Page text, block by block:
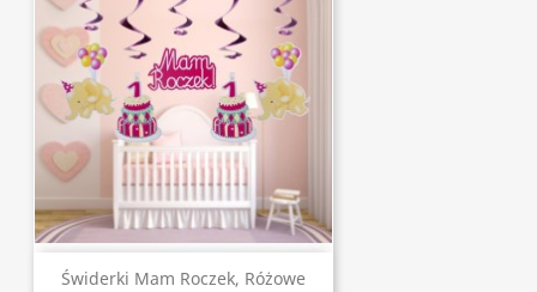
Świderki Mam Roczek, Różowe